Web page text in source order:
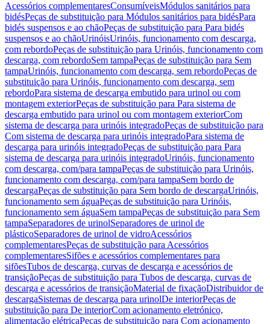
Acessórios complementaresConsumíveisMódulos sanitários para
bidésPeças de substituição para Módulos sanitários para bidésPara
bidés suspensos e ao chãoPeças de substituição para Para bidés
suspensos e ao chãoUrinóisUrinóis, funcionamento com descarga,
com rebordoPeças de substituição para Urinóis, funcionamento com
descarga, com rebordoSem tampaPeças de substituição para Sem
tampaUrinóis, funcionamento com descarga, sem rebordoPeças de
substituição para Urinóis, funcionamento com descarga, sem
rebordoPara sistema de descarga embutido para urinol ou com
montagem exteriorPeças de substituição para Para sistema de
descarga embutido para urinol ou com montagem exteriorCom
sistema de descarga para urinóis integradoPeças de substituição para
Com sistema de descarga para urinóis integradoPara sistema de
descarga para urinóis integradoPeças de substituição para Para
sistema de descarga para urinóis integradoUrinóis, funcionamento
com descarga, com/para tampaPeças de substituição para Urinóis,
funcionamento com descarga, com/para tampaSem bordo de
descargaPeças de substituição para Sem bordo de descargaUrinóis,
funcionamento sem águaPeças de substituição para Urinóis,
funcionamento sem águaSem tampaPeças de substituição para Sem
tampaSeparadores de urinolSeparadores de urinol de
plásticoSeparadores de urinol de vidroAcessórios
complementaresPeças de substituição para Acessórios
complementaresSifões e acessórios complementares para
sifõesTubos de descarga, curvas de descarga e acessórios de
transiçãoPeças de substituição para Tubos de descarga, curvas de
descarga e acessórios de transiçãoMaterial de fixaçãoDistribuidor de
descargaSistemas de descarga para urinolDe interiorPeças de
substituição para De interiorCom acionamento eletrónico,
alimentação elétricaPeças de substituição para Com acionamento